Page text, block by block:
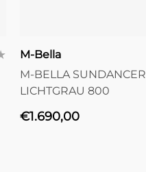
Anbieter:
M-Bella
M-BELLA SUNDANCER
LICHTGRAU 800
Normaler
€1.690,00